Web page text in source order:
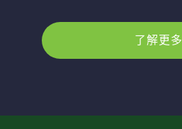
了解更多